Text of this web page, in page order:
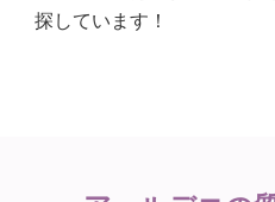
探しています！